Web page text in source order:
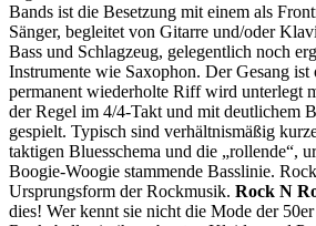
Bands ist die Besetzung mit einem als
Sänger, begleitet von Gitarre und/oder
Bass und Schlagzeug, gelegentlich noch
Instrumente wie Saxophon. Der Gesang
permanent wiederholte Riff wird unterlegt
der Regel im 4/4-Takt und mit deutlichem
gespielt. Typisch sind verhältnismäßig
taktigen Bluesschema und die „rollende“,
Boogie-Woogie stammende Basslinie.
Ursprungsform der Rockmusik. Rock N
dies! Wer kennt sie nicht die Mode der